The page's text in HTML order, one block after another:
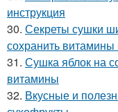
инструкция
30. Секреты сушки
сохранить
31. Сушка яблок на
витамины
32. Вкусные и